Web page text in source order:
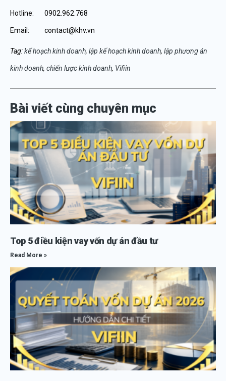
Hotline: 0902.962.768
Email: contact@khv.vn
Tag:kế hoạch kinh doanh, lập kế hoạch kinh doanh, lập phương án
kinh doanh, chiến lược kinh doanh, Vifiin
Bài viết cùng chuyên mục
Top 5 điều kiện vay vốn dự án đầu tư
Read More »